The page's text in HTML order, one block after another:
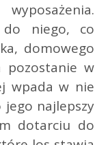
niego, co
domowego
pozostanie w
wpada w nie
jego najlepszy
dotarciu do